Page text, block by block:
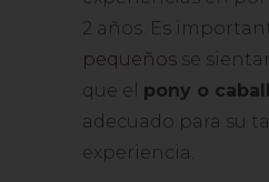
2 años. Es
pequeños se
que el pony o
adecuado para su
experiencia.